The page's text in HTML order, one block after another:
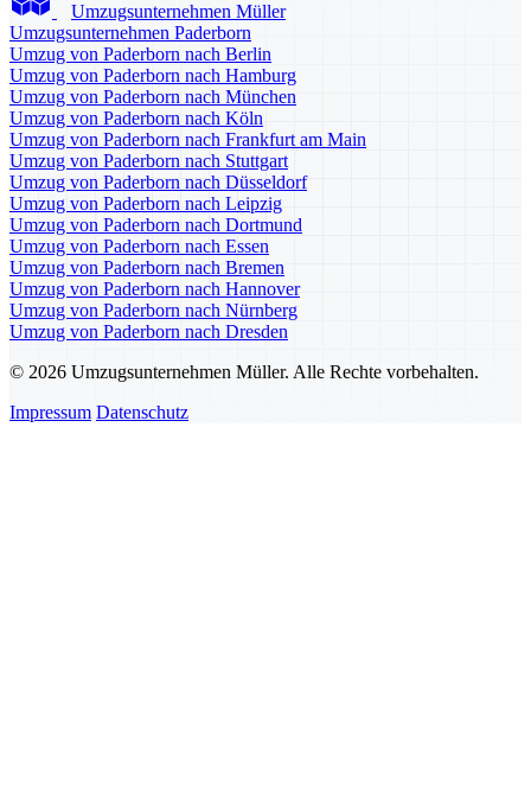
Umzugsunternehmen Müller
Umzugsunternehmen Paderborn
Umzug von Paderborn nach Berlin
Umzug von Paderborn nach Hamburg
Umzug von Paderborn nach München
Umzug von Paderborn nach Köln
Umzug von Paderborn nach Frankfurt am Main
Umzug von Paderborn nach Stuttgart
Umzug von Paderborn nach Düsseldorf
Umzug von Paderborn nach Leipzig
Umzug von Paderborn nach Dortmund
Umzug von Paderborn nach Essen
Umzug von Paderborn nach Bremen
Umzug von Paderborn nach Hannover
Umzug von Paderborn nach Nürnberg
Umzug von Paderborn nach Dresden
© 2026 Umzugsunternehmen Müller. Alle Rechte vorbehalten.
Impressum Datenschutz